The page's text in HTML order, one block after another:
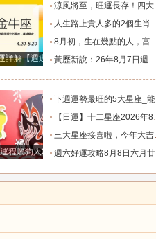
詳解【週運2024年12月9日-12月15日】
涼風將至，旺運長存！四大生肖的福氣要陪他們走過四季輪回_葉常青_守護_季節
人生路上貴人多的2個生肖女，紅火財運在身，擁有美滿愛情！_生活_總能_事業
8月初，生在幾點的人，富有才情，桃花旺盛，和氣生財過一生_天秤座_獅子座_關係
黃歷新說：26年8月7日週五農歷六月廿五，十二生肖宜忌吉兇早知道_吉神_日子_朋友
程屬狗人2024運勢好嗎
下週運勢最旺的5大星座_能量_木星_獅子座
【日運】十二星座2026年8月8日運勢播報_方面_感情_工作時
三大星座接喜啦，今年大吉大利，財氣逼人，榮華富貴擋不住。_天蠍座_財富_智慧
週六好運攻略8月8日六月廿六，十二生肖運勢及注意事項_調和_衣飾_事務